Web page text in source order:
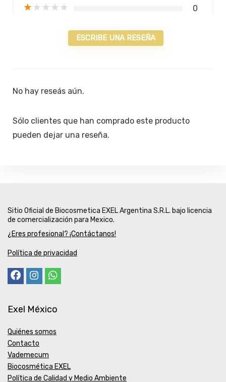
★★★★★ 0
ESCRIBE UNA RESEÑA
No hay reseás aún.
Sólo clientes que han comprado este producto
pueden dejar una reseña.
Sitio Oficial de Biocosmetica EXEL Argentina S.R.L. bajo licencia
de comercialización para Mexico.
¿Eres profesional? ¡Contáctanos!
Política de privacidad
Exel México
Quiénes somos
Contacto
Vademecum
Biocosmética EXEL
Política de Calidad y Medio Ambiente